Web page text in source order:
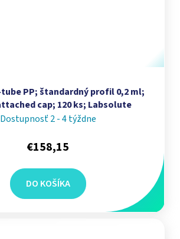
PP; štandardný profil 0,2 ml;
cap; 120 ks; Labsolute
Dostupnosť 2 - 4 týždne
€158,15
DO KOŠÍKA